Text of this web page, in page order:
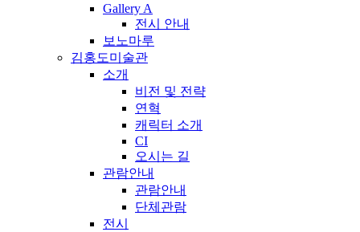
Gallery A
전시 안내
보노마루
김홍도미술관
소개
비전 및 전략
연혁
캐릭터 소개
CI
오시는 길
관람안내
관람안내
단체관람
전시